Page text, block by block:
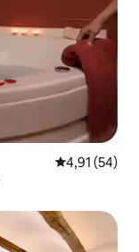
4,91 de uma
4,91 (54)